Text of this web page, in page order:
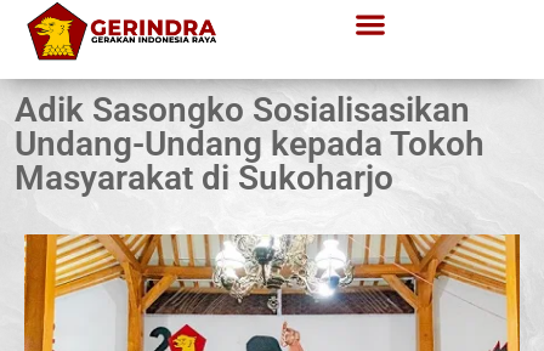
Adik Sasongko Sosialisasikan
Undang-Undang kepada Tokoh
Masyarakat di Sukoharjo